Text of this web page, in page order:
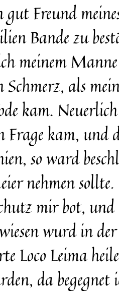
Freund
Bande zu
meinem
als
kam.
kam, und
so ward
nehmen
mir bot,
wurd in
Loco Leima
da begegnet